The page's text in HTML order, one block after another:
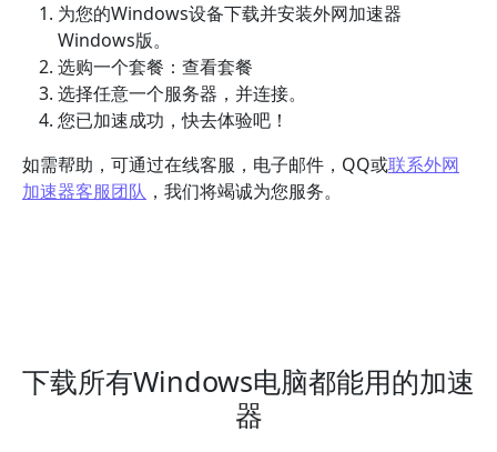
为您的Windows设备下载并安装外网加速器
Windows版。
选购一个套餐：查看套餐
选择任意一个服务器，并连接。
您已加速成功，快去体验吧！
如需帮助，可通过在线客服，电子邮件，QQ或联系外网
加速器客服团队 ，我们将竭诚为您服务。
下载所有Windows电脑都能用的加速
器